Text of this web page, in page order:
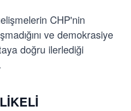
CHP'nin
ve demokrasiye
doğru ilerlediği